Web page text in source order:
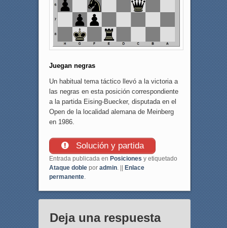
Juegan negras
Un habitual tema táctico llevó a la victoria a
las negras en esta posición correspondiente
a la partida Eising-Buecker, disputada en el
Open de la localidad alemana de Meinberg
en 1986.
Solución y partida
Entrada publicada en Posiciones y etiquetado
Ataque doblepor admin. ||
Enlace
permanente.
Deja una respuesta